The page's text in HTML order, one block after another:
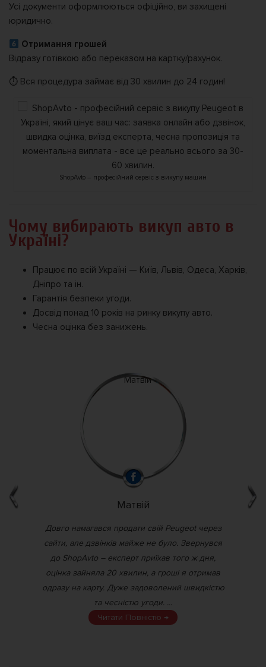
Усі документи оформлюються офіційно, ви захищені
юридично.
Отримання грошей
Відразу готівкою або переказом на картку/рахунок.
⏱ Вся процедура займає від 30 хвилин до 24 годин!
ShopAvto – професійний сервіс з викупу машин
Чому вибирають викуп авто в
Україні?
Працює по всій Україні — Київ, Львів, Одеса, Харків,
Дніпро та ін.
Гарантія безпеки угоди.
Досвід понад 10 років на ринку викупу авто.
Чесна оцінка без занижень.
Матвій
Довго намагався продати свій Peugeot через
сайти, але дзвінків майже не було. Звернувся
до ShopAvto – експерт приїхав того ж дня,
оцінка зайняла 20 хвилин, а гроші я отримав
одразу на карту. Дуже задоволений швидкістю
та чесністю угоди. ...
Читати Повністю →